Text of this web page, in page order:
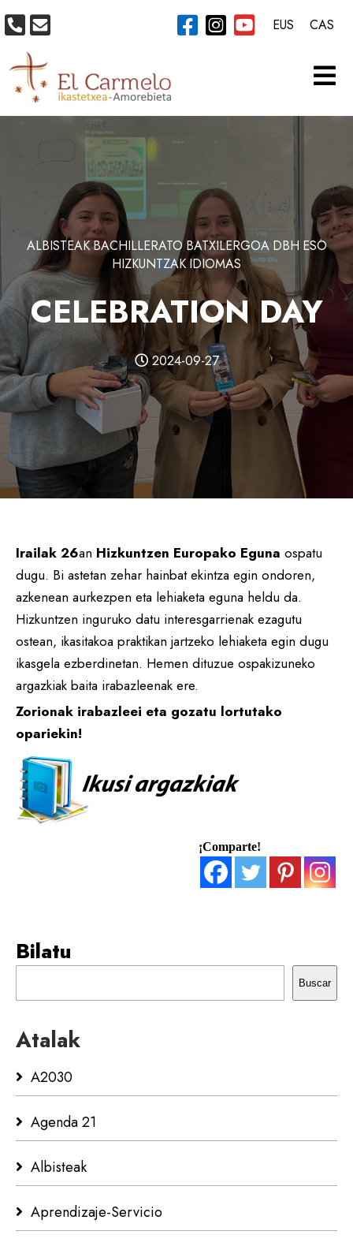
ALBISTEAKBACHILLERATO BATXILERGOA DBH ESO
HIZKUNTZAKIDIOMAS
CELEBRATION DAY
2024-09-27
Irailak 26an Hizkuntzen Europako Eguna ospatu
dugu. Bi astetan zehar hainbat ekintza egin ondoren,
azkenean aurkezpen eta lehiaketa eguna heldu da.
Hizkuntzen inguruko datu interesgarrienak ezagutu
ostean, ikasitakoa praktikan jartzeko lehiaketa egin dugu
ikasgela ezberdinetan. Hemen dituzue ospakizuneko
argazkiak baita irabazleenak ere.
Zorionak irabazleei eta gozatu lortutako
opariekin!
¡Comparte!
Bilatu
Buscar
Atalak
A2030
Agenda 21
Albisteak
Aprendizaje-Servicio
EUS CAS